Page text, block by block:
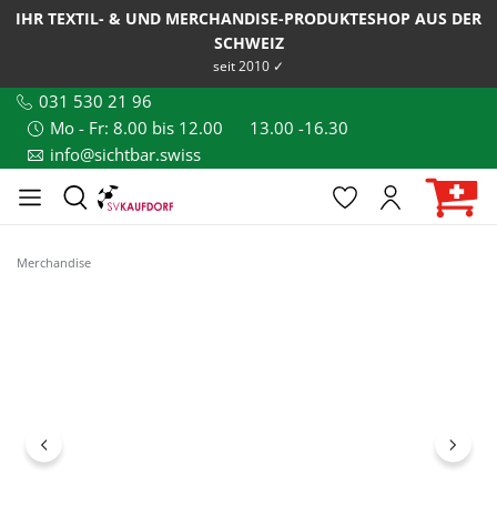
IHR TEXTIL- & UND MERCHANDISE-PRODUKTESHOP AUS DER
SCHWEIZ
seit 2010 ✓
031 530 21 96
Mo - Fr: 8.00 bis 12.00
13.00 -16.30
info@sichtbar.swiss
Merchandise